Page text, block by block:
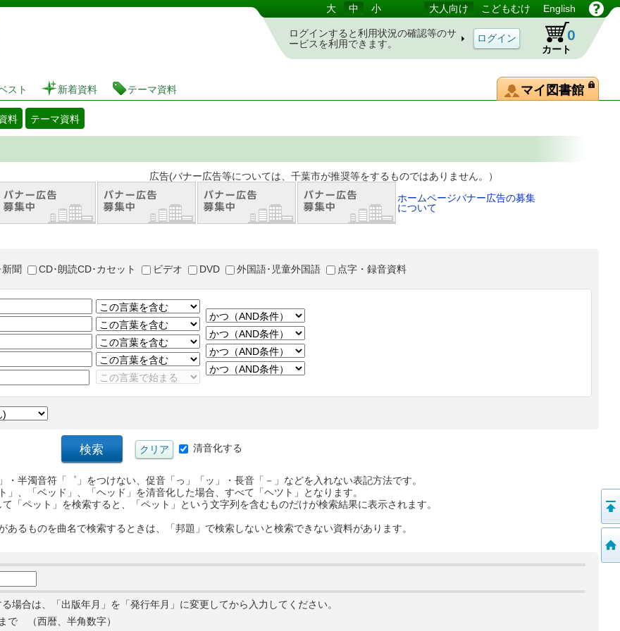
図書館 蔵書検索・予約システム 大 中 小 大人向け こどもむけ English
ログインすると利用状況の確認等のサ
ービスを利用できます。
カート
0
スト 新着資料 テーマ資料 マイ図書館
料 テーマ資料
告(バナー広告等については、千葉市が推奨等をするものではありません。）
ホームページバナー広告の募集
について
聞 CD･朗読CD･カセット ビデオ DVD 外国語･児童外国語 点字・録音資料
清音化する
・半濁音符「゜」をつけない、促音「っ」「ッ」・長音「－」などを入れない表記方法です。
」、「ベッド」、「ヘッド」を清音化した場合、すべて「ヘツト」となります。
て「ペット」を検索すると、「ペット」という文字列を含むものだけが検索結果に表示されます。
あるものを曲名で検索するときは、「邦題」で検索しないと検索できない資料があります。
場合は、「出版年月」を「発行年月」に変更してから入力してください。
で （西暦、半角数字）